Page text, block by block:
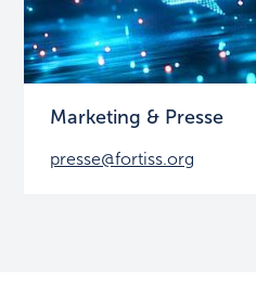
Marketing & Presse
presse@fortiss.org